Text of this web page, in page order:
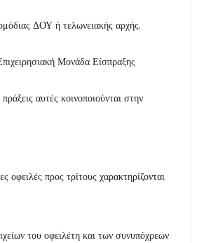
ΔΟΥ ή τελωνειακής αρχής.
Μονάδα Είσπραξης
αυτές κοινοποιούνται στην
προς τρίτους χαρακτηρίζονται
του οφειλέτη και των συνυπόχρεων